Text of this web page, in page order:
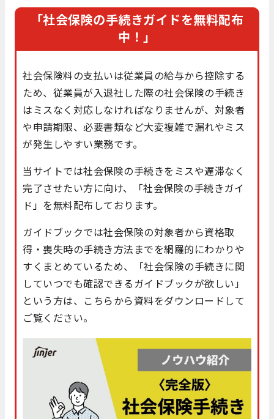
「社会保険の手続きガイドを無料配布
中！」
社会保険料の支払いは従業員の給与から控除する
ため、従業員が入退社した際の社会保険の手続き
はミスなく対応しなければなりませんが、対象者
や申請期限、必要書類など大変複雑で漏れやミス
が発生しやすい業務です。
当サイトでは社会保険の手続きをミスや遅滞なく
完了させたい方に向け、「社会保険の手続きガイ
ド」を無料配布しております。
ガイドブックでは社会保険の対象者から資格取
得・喪失時の手続き方法までを網羅的にわかりや
すくまとめているため、「社会保険の手続きに関
していつでも確認できるガイドブックが欲しい」
という方は、こちらから資料をダウンロードして
ご覧ください。